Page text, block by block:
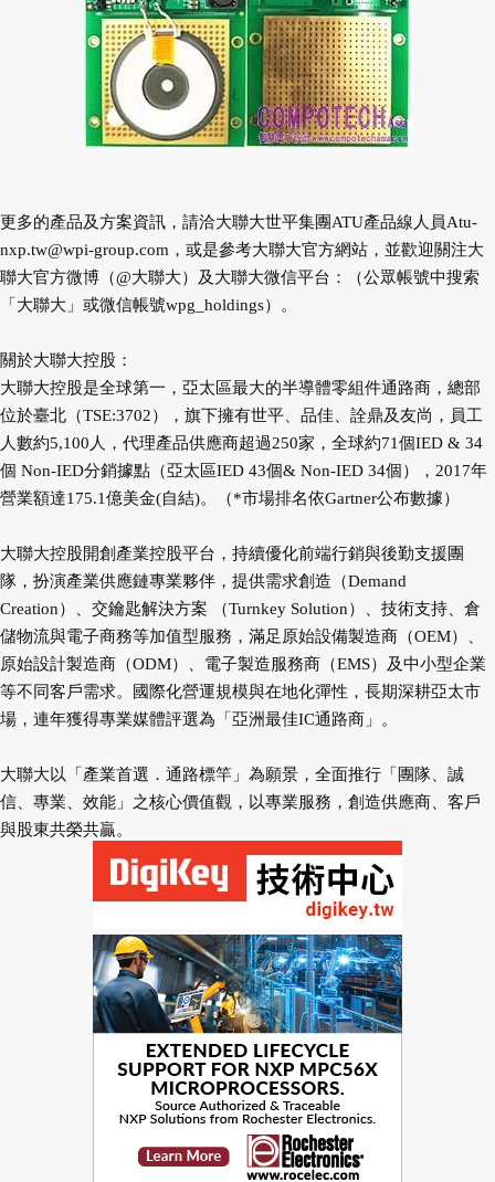
更多的產品及方案資訊，請洽大聯大世平集團ATU產品線人員Atu-
nxp.tw@wpi-group.com ，或是參考大聯大官方網站，並歡迎關注大
聯大官方微博（@大聯大）及大聯大微信平台：（公眾帳號中搜索
「大聯大」或微信帳號wpg_holdings）。
關於大聯大控股：
大聯大控股是全球第一，亞太區最大的半導體零組件通路商，總部
位於臺北（TSE:3702），旗下擁有世平、品佳、詮鼎及友尚，員工
人數約5,100人，代理產品供應商超過250家，全球約71個IED & 34
個 Non-IED分銷據點（亞太區IED 43個& Non-IED 34個），2017年
營業額達175.1億美金(自結)。（*市場排名依Gartner公布數據）
大聯大控股開創產業控股平台，持續優化前端行銷與後勤支援團
隊，扮演產業供應鏈專業夥伴，提供需求創造（Demand
Creation）、交鑰匙解決方案 （Turnkey Solution）、技術支持、倉
儲物流與電子商務等加值型服務，滿足原始設備製造商（OEM）、
原始設計製造商（ODM）、電子製造服務商（EMS）及中小型企業
等不同客戶需求。國際化營運規模與在地化彈性，長期深耕亞太市
場，連年獲得專業媒體評選為「亞洲最佳IC通路商」。
大聯大以「產業首選．通路標竿」為願景，全面推行「團隊、誠
信、專業、效能」之核心價值觀，以專業服務，創造供應商、客戶
與股東共榮共贏。